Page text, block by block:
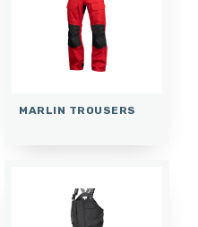
MARLIN TROUSERS